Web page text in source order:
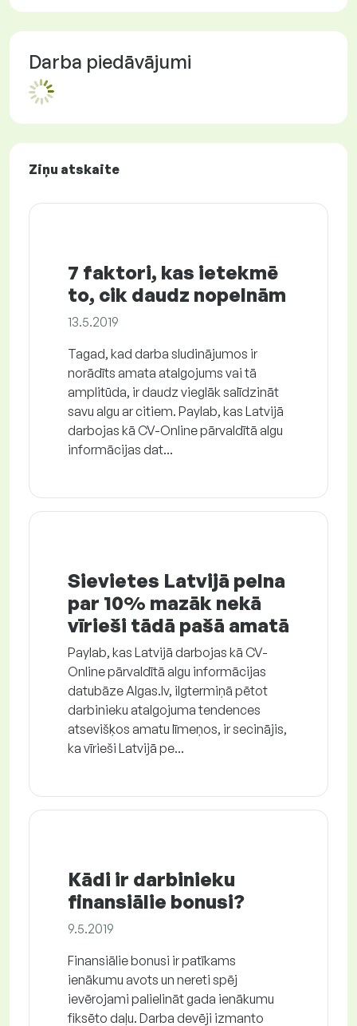
Darba piedāvājumi
Ziņu atskaite
7 faktori, kas ietekmē
to, cik daudz nopelnām
13.5.2019
Tagad, kad darba sludinājumos ir
norādīts amata atalgojums vai tā
amplitūda, ir daudz vieglāk salīdzināt
savu algu ar citiem. Paylab, kas Latvijā
darbojas kā CV-Online pārvaldītā algu
informācijas dat...
Sievietes Latvijā pelna
par 10% mazāk nekā
vīrieši tādā pašā amatā
Paylab, kas Latvijā darbojas kā CV-
Online pārvaldītā algu informācijas
datubāze Algas.lv, ilgtermiņā pētot
darbinieku atalgojuma tendences
atsevišķos amatu līmeņos, ir secinājis,
ka vīrieši Latvijā pe...
Kādi ir darbinieku
finansiālie bonusi?
9.5.2019
Finansiālie bonusi ir patīkams
ienākumu avots un nereti spēj
ievērojami palielināt gada ienākumu
fiksēto daļu. Darba devēji izmanto